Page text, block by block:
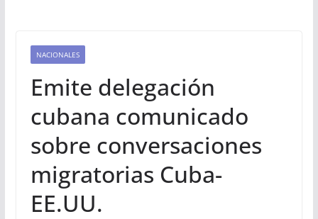
NACIONALES
Emite delegación
cubana comunicado
sobre conversaciones
migratorias Cuba-
EE.UU.